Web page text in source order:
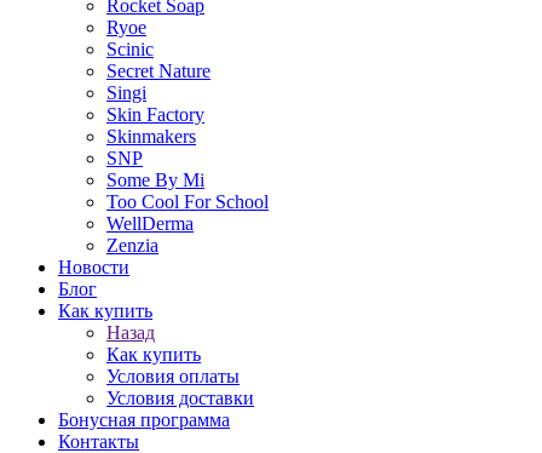
Rocket Soap
Ryoe
Scinic
Secret Nature
Singi
Skin Factory
Skinmakers
SNP
Some By Mi
Too Cool For School
WellDerma
Zenzia
Новости
Блог
Как купить
Назад
Как купить
Условия оплаты
Условия доставки
Бонусная программа
Контакты